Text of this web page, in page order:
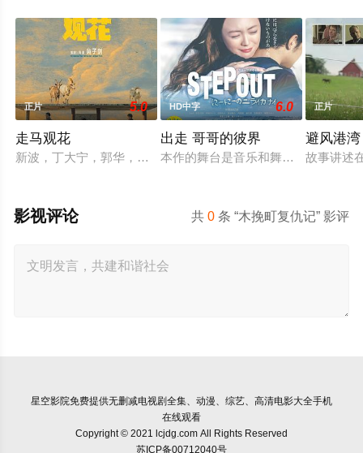
正片 5.0
走马观花
新波，丁大宁，郭华，程一木他们毕业于同一所大学。他们和
HD中字 6.0
出走 哥哥的彼界
本作的舞台是音乐和舞蹈融入生活的
正片
避风港湾
故事讲述
共0 条 “木挽町复仇记” 影评
影视评论
星空影院免费提供无删减电视剧全集、动漫、综艺、高清电影大全手机
在线观看
Copyright © 2021 lcjdg.com All Rights Reserved
苏ICP备00712040号